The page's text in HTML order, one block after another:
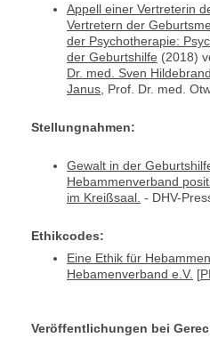
Appell einer Vertreterin
Vertretern der
der Psychotherapie:
der Geburtshilfe (2018)
Dr. med. Sven
Janus , Prof. Dr. med.
Stellungnahmen:
Gewalt in der
Hebammenverband
im Kreißsaal. - DHV-
Ethikcodes:
Eine Ethik für
Hebamenverband e.V. [
Veröffentlichungen bei